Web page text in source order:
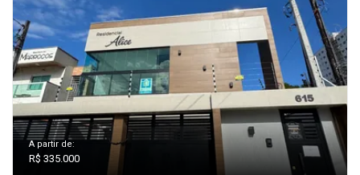
A partir de:
R$ 335.000